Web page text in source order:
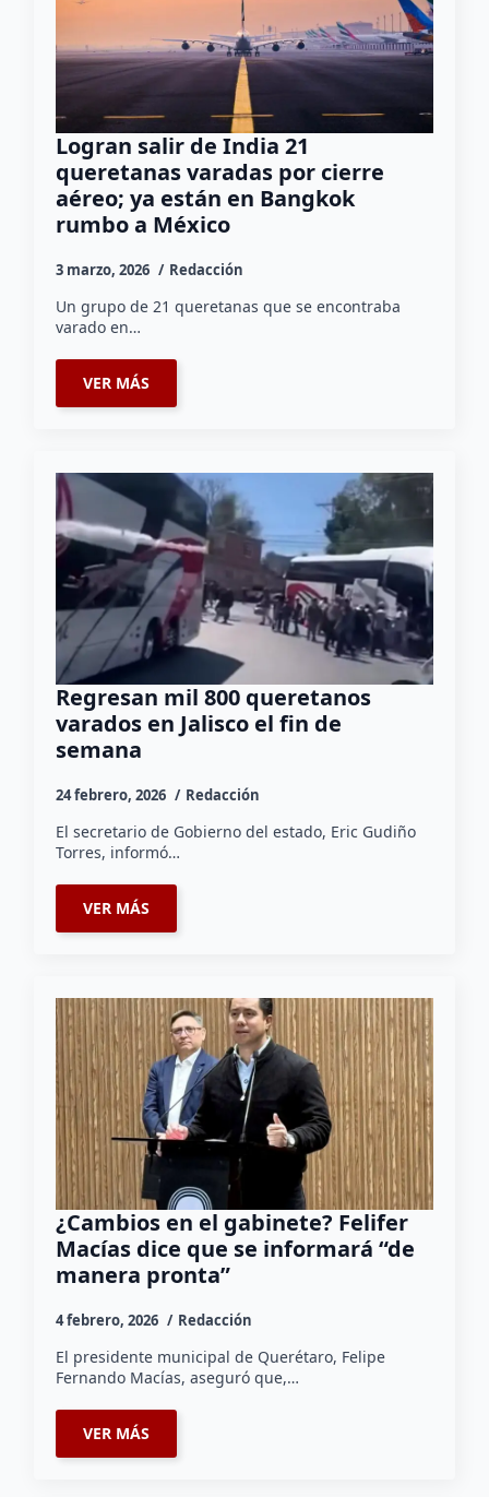
Logran salir de India 21
queretanas varadas por cierre
aéreo; ya están en Bangkok
rumbo a México
3 marzo, 2026 Redacción
Un grupo de 21 queretanas que se encontraba
varado en…
VER MÁS
Regresan mil 800 queretanos
varados en Jalisco el fin de
semana
24 febrero, 2026 Redacción
El secretario de Gobierno del estado, Eric Gudiño
Torres, informó…
VER MÁS
¿Cambios en el gabinete? Felifer
Macías dice que se informará “de
manera pronta”
4 febrero, 2026 Redacción
El presidente municipal de Querétaro, Felipe
Fernando Macías, aseguró que,…
VER MÁS